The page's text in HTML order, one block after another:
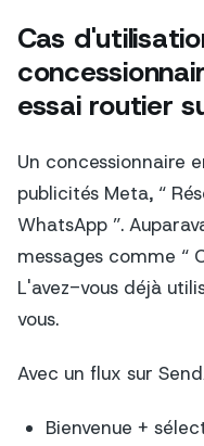
Cas
essai routier
Un concessionnaire
publicités Meta, “
WhatsApp ”.
messages comme “
L'avez-vous déjà
vous.
Avec un flux sur
Bienvenue +